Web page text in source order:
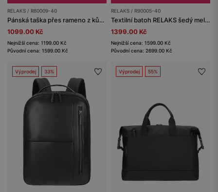
RELAKS / R80009-40
Pánská taška přes rameno z kůže a textilu RELAKS
1099.00 Kč
Nejnižší cena: 1199.00 Kč
Původní cena: 1599.00 Kč
RELAKS / R90005-40
Textilní batoh RELAKS šedý melange
1399.00 Kč
Nejnižší cena: 1599.00 Kč
Původní cena: 2699.00 Kč
Výprodej 33% Výprodej 55%